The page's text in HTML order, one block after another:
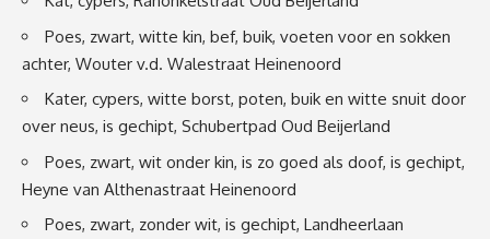
Poes, zwart, witte kin, bef, buik, voeten voor en sokken
achter, Wouter v.d. Walestraat Heinenoord
Kater, cypers, witte borst, poten, buik en witte snuit door
over neus, is gechipt, Schubertpad Oud Beijerland
Poes, zwart, wit onder kin, is zo goed als doof, is gechipt,
Heyne van Althenastraat Heinenoord
Poes, zwart, zonder wit, is gechipt, Landheerlaan